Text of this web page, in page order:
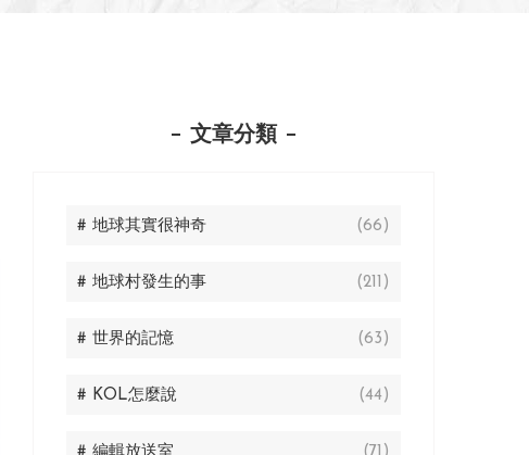
文章分類
# 地球其實很神奇 (66)
# 地球村發生的事 (211)
# 世界的記憶 (63)
# KOL怎麼說 (44)